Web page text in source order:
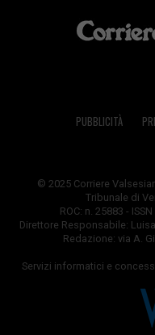
PUBBLICITÀ
© 2025 Corriere
Tribunale di
ROC: n. 25883 -
Direttore Responsabile:
Redazione: via A.
Servizi informatici e